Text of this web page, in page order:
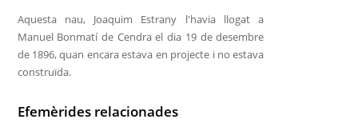
Aquesta nau, Joaquim Estrany l'havia llogat a
Manuel Bonmatí de Cendra el dia 19 de desembre
de 1896, quan encara estava en projecte i no estava
construïda.
Efemèrides relacionades